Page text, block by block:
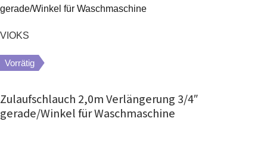
gerade/Winkel für Waschmaschine
VIOKS
Vorrätig
Zulaufschlauch 2,0m Verlängerung 3/4″
gerade/Winkel für Waschmaschine